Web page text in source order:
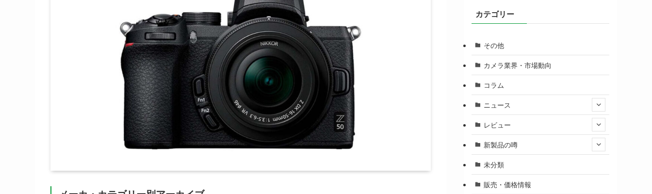
カテゴリー
その他
カメラ業界・市場動向
コラム
ニュース
レビュー
新製品の噂
未分類
販売・価格情報